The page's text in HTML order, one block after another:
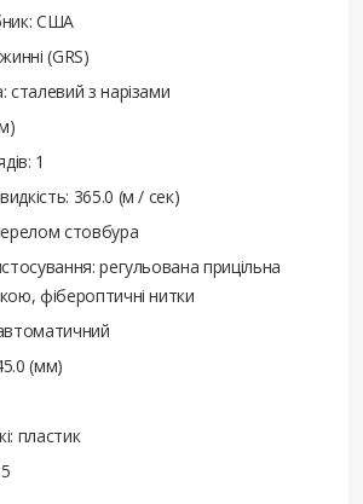
США
(GRS)
сталевий з нарізами
1
365.0 (м / сек)
стовбура
регульована прицільна
фібероптичні нитки
(мм)
пластик